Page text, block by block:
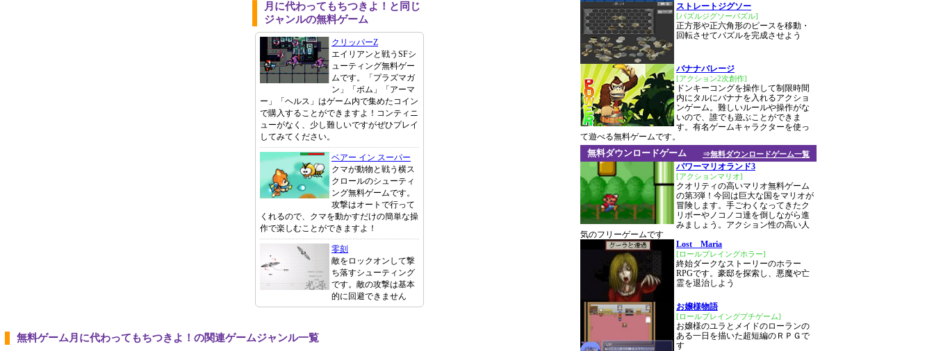
月に代わってもちつきよ！と同じ
ジャンルの無料ゲーム
クリッパーZ
エイリアンと戦うSFシ
ューティング無料ゲー
ムです。「プラズマガ
ン」「ボム」「アーマ
ー」「ヘルス」はゲーム内で集めたコイン
で購入することができますよ！コンティニ
ューがなく、少し難しいですがぜひプレイ
してみてください。
ベアー イン スーパー
クマが動物と戦う横ス
クロールのシューティ
ング無料ゲームです。
攻撃はオートで行って
くれるので、クマを動かすだけの簡単な操
作で楽しむことができますよ！
零刻
敵をロックオンして撃
ち落すシューティング
です。敵の攻撃は基本
的に回避できません
無料ゲーム月に代わってもちつきよ！の関連ゲームジャンル一覧
ストレートジグソー
[パズルジグソーパズル]
正方形や正六角形のピースを移動・
回転させてパズルを完成させよう
バナナバレージ
[アクション2次創作]
ドンキーコングを操作して制限時間
内にタルにバナナを入れるアクショ
ンゲーム。難しいルールや操作がな
いので、誰でも遊ぶことができま
す。有名ゲームキャラクターを使っ
て遊べる無料ゲームです。
⇒無料ダウンロードゲーム一覧
無料ダウンロードゲーム
パワーマリオランド3
[アクションマリオ]
クオリティの高いマリオ無料ゲーム
の第3弾！今回は巨大な国をマリオが
冒険します。手ごわくなってきたク
リボーやノコノコ達を倒しながら進
みましょう。アクション性の高い人
気のフリーゲームです
Lost Maria
[ロールプレイングホラー]
終始ダークなストーリーのホラー
RPGです。豪邸を探索し、悪魔や亡
霊を退治しよう
お嬢様物語
[ロールプレイングプチゲーム]
お嬢様のユラとメイドのローランの
ある一日を描いた超短編のＲＰＧで
す